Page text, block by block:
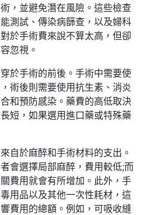
，並避免潛在風險。這些檢查
測試、傳染病篩查，以及婦科
於手術費來說不算太高，但卻
忽視。
於手術的前後。手術中需要使
術後則需要使用抗生素、消炎
和預防感染。藥費的高低取決
短，如果選用進口藥或特殊藥
自於麻醉和手術材料的支出。
會選擇局部麻醉，費用較低;而
費用就會有所增加。此外，手
用品以及其他一次性耗材，這
費用的總額。例如，可吸收縫